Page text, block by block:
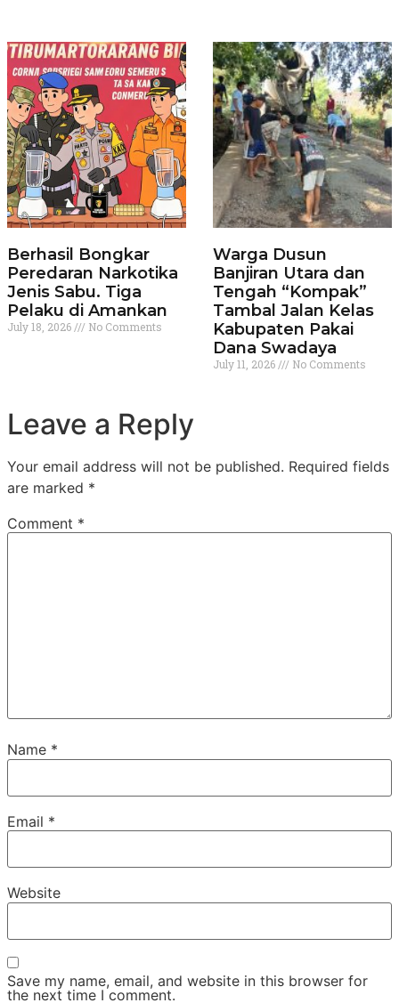
Berhasil Bongkar
Peredaran Narkotika
Jenis Sabu. Tiga
Pelaku di Amankan
July 18, 2026 No Comments
Warga Dusun
Banjiran Utara dan
Tengah “Kompak”
Tambal Jalan Kelas
Kabupaten Pakai
Dana Swadaya
July 11, 2026 No Comments
Leave a Reply
Your email address will not be published. Required fields
are marked *
Comment *
Name *
Email *
Website
Save my name, email, and website in this browser for
the next time I comment.